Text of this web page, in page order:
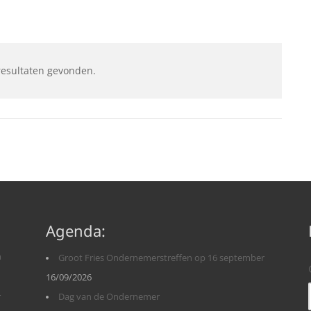
gevonden.
Agenda:
Groot Fries Ondernemerstreffen op 16 september
16/09/2026
Dag van de Ondernemer